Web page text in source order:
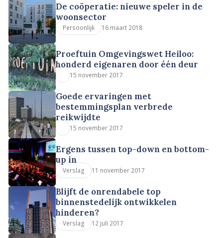
De coöperatie: nieuwe speler in de
woonsector
Persoonlijk 16 maart 2018
Proeftuin Omgevingswet Heiloo:
honderd eigenaren door één deur
15 november 2017
Goede ervaringen met
bestemmingsplan verbrede
reikwijdte
15 november 2017
Ergens tussen top-down en bottom-
up in
Verslag 11 november 2017
Blijft de onrendabele top
binnenstedelijk ontwikkelen
hinderen?
Verslag 12 juli 2017